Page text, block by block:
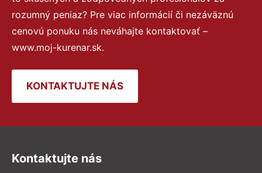
rozumný peniaz? Pre viac informácií či nezáväznú
cenovú ponuku nás neváhajte kontaktovať –
www.moj-kurenar.sk.
KONTAKTUJTE NÁS
Kontaktujte nás